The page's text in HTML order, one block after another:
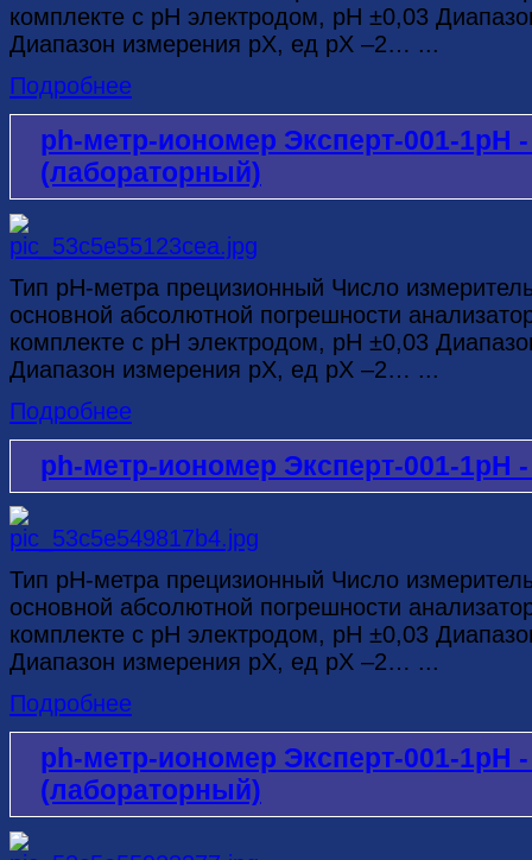
комплекте с рН электродом, рН ±0,03
Диапазон измерения рХ, ед рХ –2… ...
Подробнее
ph-метр-иономер Эксперт-001-1рН
(лабораторный)
Тип рН-метра прецизионный Число
основной абсолютной погрешности
комплекте с рН электродом, рН ±0,03
Диапазон измерения рХ, ед рХ –2… ...
Подробнее
ph-метр-иономер Эксперт-001-1рН
Тип рН-метра прецизионный Число
основной абсолютной погрешности
комплекте с рН электродом, рН ±0,03
Диапазон измерения рХ, ед рХ –2… ...
Подробнее
ph-метр-иономер Эксперт-001-
(лабораторный)